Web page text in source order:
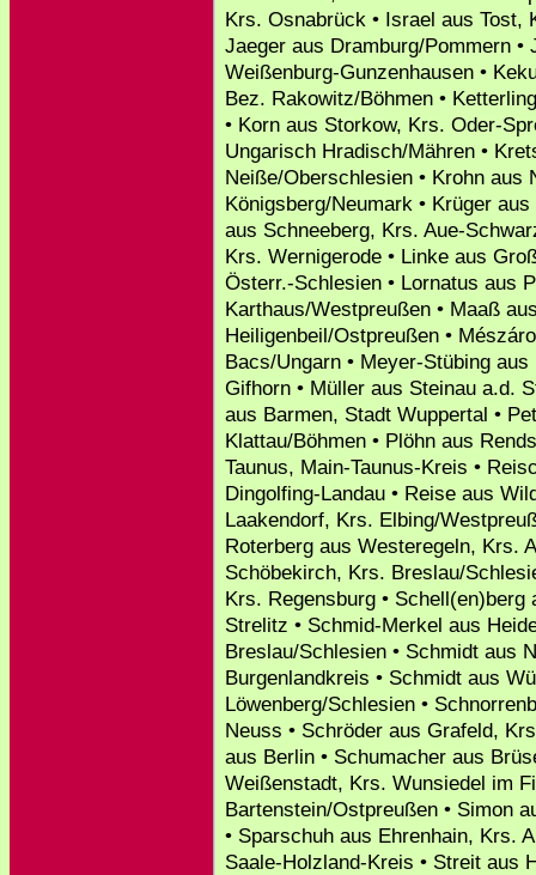
Krs. Osnabrück • Israel aus Tost,
Jaeger aus Dramburg/Pommern •
Weißenburg-Gunzenhausen •
Bez. Rakowitz/Böhmen •
• Korn aus Storkow, Krs. Oder-
Ungarisch Hradisch/Mähren •
Neiße/Oberschlesien • Krohn aus
Königsberg/Neumark • Krüger
aus Schneeberg, Krs. Aue-
Krs. Wernigerode • Linke aus
Österr.-Schlesien • Lornatus aus
Karthaus/Westpreußen • Maaß
Heiligenbeil/Ostpreußen •
Bacs/Ungarn • Meyer-Stübing
Gifhorn • Müller aus Steinau a.d.
aus Barmen, Stadt Wuppertal •
Klattau/Böhmen • Plöhn aus
Taunus, Main-Taunus-Kreis •
Dingolfing-Landau • Reise aus
Laakendorf, Krs. Elbing/
Roterberg aus Westeregeln, Krs.
Schöbekirch, Krs. Breslau/
Krs. Regensburg •
Strelitz • Schmid-Merkel aus
Breslau/Schlesien • Schmidt aus
Burgenlandkreis • Schmidt aus
Löwenberg/Schlesien •
Neuss • Schröder aus Grafeld,
aus Berlin • Schumacher aus
Weißenstadt, Krs. Wunsiedel im
Bartenstein/Ostpreußen • Simon
• Sparschuh aus Ehrenhain, Krs.
Saale-Holzland-Kreis • Streit aus